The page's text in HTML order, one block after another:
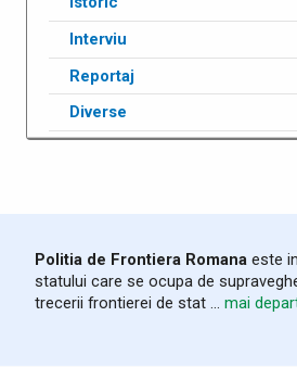
Interviu
Reportaj
Diverse
Politia de Frontiera Romana este
statului care se ocupa de
trecerii frontierei de stat ... mai